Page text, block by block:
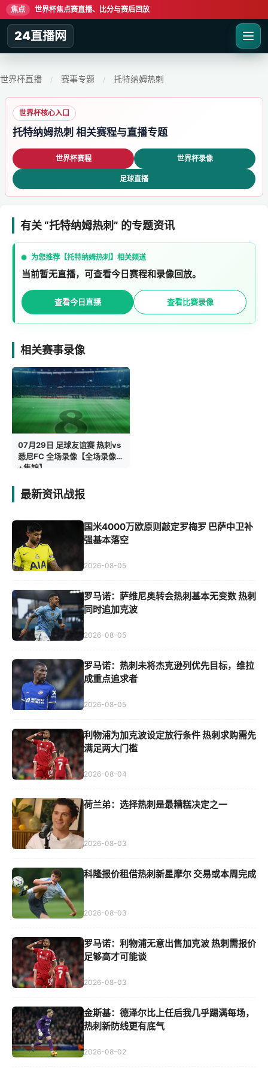
焦点 世界杯焦点赛直播、比分与赛后回放
24直播网
世界杯直播 / 赛事专题 / 托特纳姆热刺
世界杯核心入口
托特纳姆热刺 相关赛程与直播专题
世界杯赛程 世界杯录像
足球直播
有关 “托特纳姆热刺” 的专题资讯
为您推荐【托特纳姆热刺】相关频道
当前暂无直播，可查看今日赛程和录像回放。
查看今日直播 查看比赛录像
相关赛事录像
07月29日 足球友谊赛 热刺vs
悉尼FC 全场录像【全场录像
+集锦】
最新资讯战报
国米4000万欧原则敲定罗梅罗 巴萨中卫补
强基本落空
2026-08-05
罗马诺：萨维尼奥转会热刺基本无变数 热刺
同时追加克波
2026-08-05
罗马诺：热刺未将杰克逊列优先目标，维拉
成重点追求者
2026-08-05
利物浦为加克波设定放行条件 热刺求购需先
满足两大门槛
2026-08-04
荷兰弟：选择热刺是最糟糕决定之一
2026-08-03
科隆报价租借热刺新星摩尔 交易或本周完成
2026-08-03
罗马诺：利物浦无意出售加克波 热刺需报价
足够高才可能谈
2026-08-03
金斯基：德泽尔比上任后我几乎踢满每场，
热刺新防线更有底气
2026-08-02